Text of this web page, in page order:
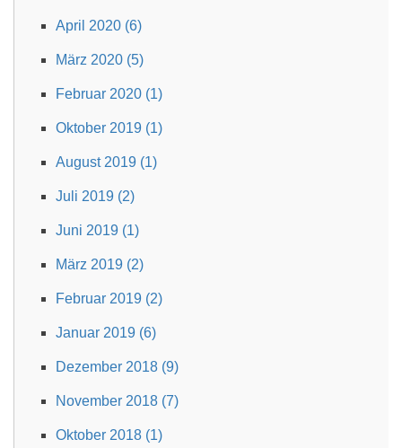
April 2020 (6)
März 2020 (5)
Februar 2020 (1)
Oktober 2019 (1)
August 2019 (1)
Juli 2019 (2)
Juni 2019 (1)
März 2019 (2)
Februar 2019 (2)
Januar 2019 (6)
Dezember 2018 (9)
November 2018 (7)
Oktober 2018 (1)